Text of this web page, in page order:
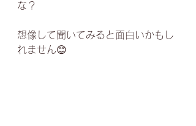
な？
想像して聞いてみると面白いかもし
れません😊